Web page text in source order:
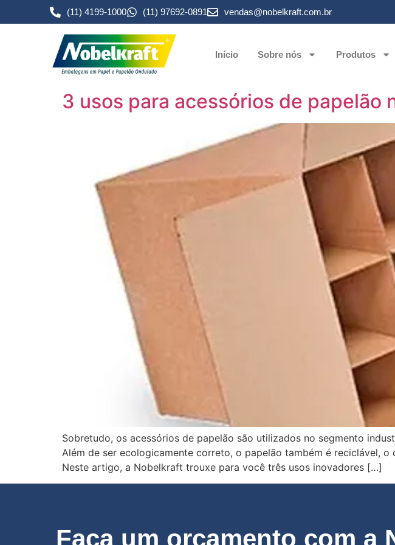
(11) 4199-1000 (11) 97692-0891 vendas@nobelkraft.com.br
Início Sobre nós Produtos
3 usos para acessórios de papelão
Sobretudo, os acessórios de papelão são utilizados no segmento
Além de ser ecologicamente correto, o papelão também é reciclável,
Neste artigo, a Nobelkraft trouxe para você três usos inovadores […]
Faça um orçamento com a